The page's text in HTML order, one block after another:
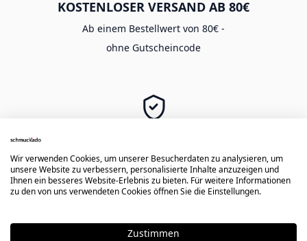
KOSTENLOSER VERSAND AB 80€
Ab einem Bestellwert von 80€ -
ohne Gutscheincode
Langlebige Gravur -
sichere Zahlung & Käuferschutz
Wir verwenden Cookies, um unserer Besucherdaten zu analysieren, um
unsere Website zu verbessern, personalisierte Inhalte anzuzeigen und
Ihnen ein besseres Website-Erlebnis zu bieten. Für weitere Informationen
zu den von uns verwendeten Cookies öffnen Sie die Einstellungen.
Zustimmen